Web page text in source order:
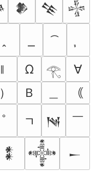
𒆎 𒆚 𒈔
Ω 𓂀
∀
） Ｂ
｟
ﾟ ﾡ 𒀃 ￣
𒀮 𒀱 𒀸